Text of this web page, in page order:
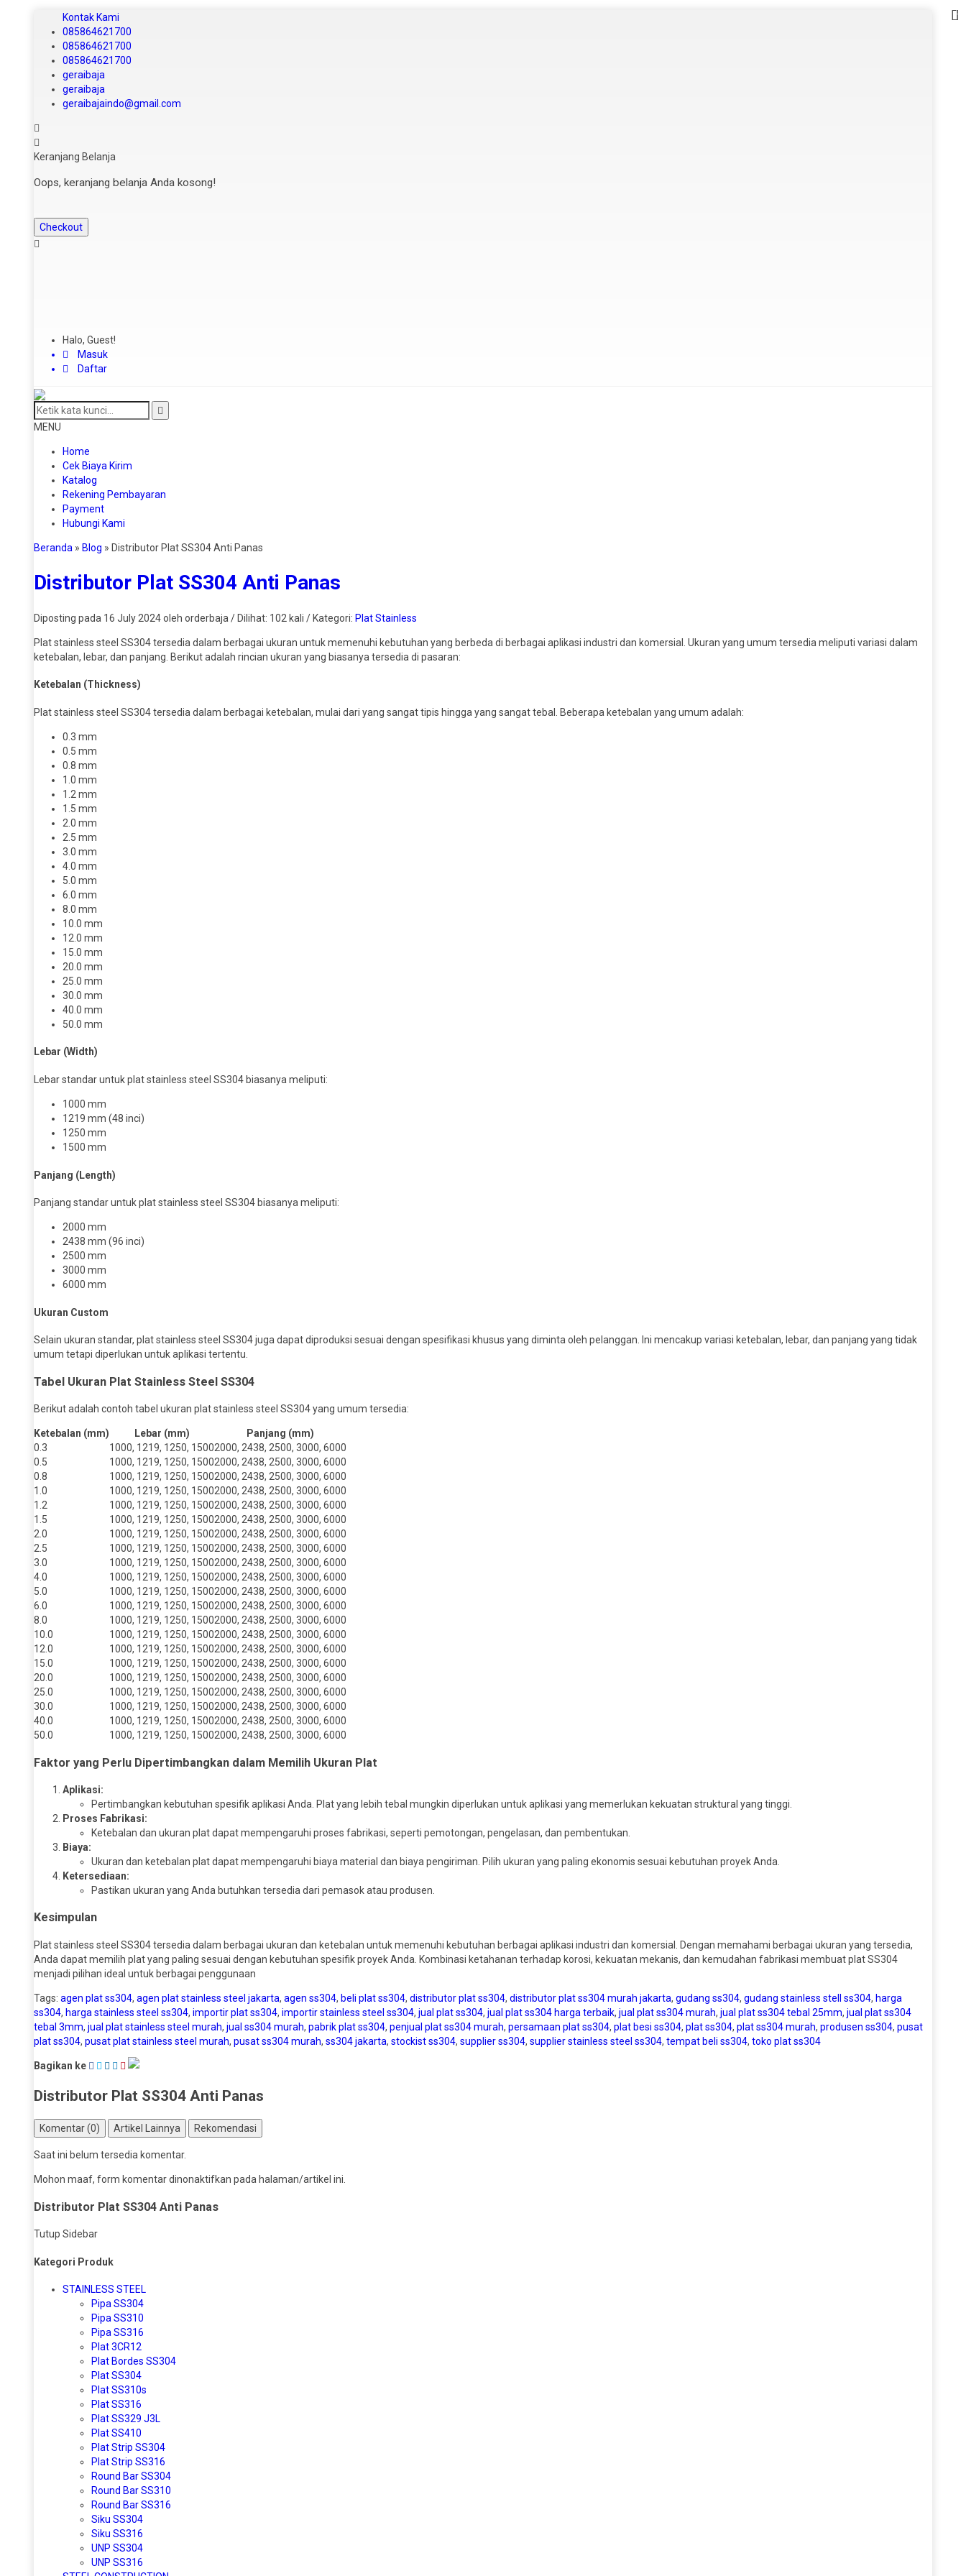
Kontak Kami
085864621700
085864621700
085864621700
geraibaja
geraibaja
geraibajaindo@gmail.com
Keranjang Belanja
Oops, keranjang belanja Anda kosong!
Checkout
Halo, Guest!
Masuk
Daftar
MENU
Home
Cek Biaya Kirim
Katalog
Rekening Pembayaran
Payment
Hubungi Kami
Beranda » Blog » Distributor Plat SS304 Anti Panas
Distributor Plat SS304 Anti Panas
Diposting pada 16 July 2024 oleh orderbaja / Dilihat: 102 kali / Kategori: Plat Stainless
Plat stainless steel SS304 tersedia dalam berbagai ukuran untuk memenuhi kebutuhan yang berbeda di berbagai aplikasi industri dan komersial. Ukuran yang umum tersedia meliputi variasi dalam
ketebalan, lebar, dan panjang. Berikut adalah rincian ukuran yang biasanya tersedia di pasaran:
Ketebalan (Thickness)
Plat stainless steel SS304 tersedia dalam berbagai ketebalan, mulai dari yang sangat tipis hingga yang sangat tebal. Beberapa ketebalan yang umum adalah:
0.3 mm
0.5 mm
0.8 mm
1.0 mm
1.2 mm
1.5 mm
2.0 mm
2.5 mm
3.0 mm
4.0 mm
5.0 mm
6.0 mm
8.0 mm
10.0 mm
12.0 mm
15.0 mm
20.0 mm
25.0 mm
30.0 mm
40.0 mm
50.0 mm
Lebar (Width)
Lebar standar untuk plat stainless steel SS304 biasanya meliputi:
1000 mm
1219 mm (48 inci)
1250 mm
1500 mm
Panjang (Length)
Panjang standar untuk plat stainless steel SS304 biasanya meliputi:
2000 mm
2438 mm (96 inci)
2500 mm
3000 mm
6000 mm
Ukuran Custom
Selain ukuran standar, plat stainless steel SS304 juga dapat diproduksi sesuai dengan spesifikasi khusus yang diminta oleh pelanggan. Ini mencakup variasi ketebalan, lebar, dan panjang yang tidak
umum tetapi diperlukan untuk aplikasi tertentu.
Tabel Ukuran Plat Stainless Steel SS304
Berikut adalah contoh tabel ukuran plat stainless steel SS304 yang umum tersedia:
Ketebalan (mm) Lebar (mm)
Panjang (mm)
0.3
1000, 1219, 1250, 15002000, 2438, 2500, 3000, 6000
0.5
1000, 1219, 1250, 15002000, 2438, 2500, 3000, 6000
0.8
1000, 1219, 1250, 15002000, 2438, 2500, 3000, 6000
1.0
1000, 1219, 1250, 15002000, 2438, 2500, 3000, 6000
1.2
1000, 1219, 1250, 15002000, 2438, 2500, 3000, 6000
1.5
1000, 1219, 1250, 15002000, 2438, 2500, 3000, 6000
2.0
1000, 1219, 1250, 15002000, 2438, 2500, 3000, 6000
2.5
1000, 1219, 1250, 15002000, 2438, 2500, 3000, 6000
3.0
1000, 1219, 1250, 15002000, 2438, 2500, 3000, 6000
4.0
1000, 1219, 1250, 15002000, 2438, 2500, 3000, 6000
5.0
1000, 1219, 1250, 15002000, 2438, 2500, 3000, 6000
6.0
1000, 1219, 1250, 15002000, 2438, 2500, 3000, 6000
8.0
1000, 1219, 1250, 15002000, 2438, 2500, 3000, 6000
10.0
1000, 1219, 1250, 15002000, 2438, 2500, 3000, 6000
12.0
1000, 1219, 1250, 15002000, 2438, 2500, 3000, 6000
15.0
1000, 1219, 1250, 15002000, 2438, 2500, 3000, 6000
20.0
1000, 1219, 1250, 15002000, 2438, 2500, 3000, 6000
25.0
1000, 1219, 1250, 15002000, 2438, 2500, 3000, 6000
30.0
1000, 1219, 1250, 15002000, 2438, 2500, 3000, 6000
40.0
1000, 1219, 1250, 15002000, 2438, 2500, 3000, 6000
50.0
1000, 1219, 1250, 15002000, 2438, 2500, 3000, 6000
Faktor yang Perlu Dipertimbangkan dalam Memilih Ukuran Plat
Aplikasi:
Pertimbangkan kebutuhan spesifik aplikasi Anda. Plat yang lebih tebal mungkin diperlukan untuk aplikasi yang memerlukan kekuatan struktural yang tinggi.
Proses Fabrikasi:
Ketebalan dan ukuran plat dapat mempengaruhi proses fabrikasi, seperti pemotongan, pengelasan, dan pembentukan.
Biaya:
Ukuran dan ketebalan plat dapat mempengaruhi biaya material dan biaya pengiriman. Pilih ukuran yang paling ekonomis sesuai kebutuhan proyek Anda.
Ketersediaan:
Pastikan ukuran yang Anda butuhkan tersedia dari pemasok atau produsen.
Kesimpulan
Plat stainless steel SS304 tersedia dalam berbagai ukuran dan ketebalan untuk memenuhi kebutuhan berbagai aplikasi industri dan komersial. Dengan memahami berbagai ukuran yang tersedia,
Anda dapat memilih plat yang paling sesuai dengan kebutuhan spesifik proyek Anda. Kombinasi ketahanan terhadap korosi, kekuatan mekanis, dan kemudahan fabrikasi membuat plat SS304
menjadi pilihan ideal untuk berbagai penggunaan
Tags: agen plat ss304, agen plat stainless steel jakarta, agen ss304, beli plat ss304, distributor plat ss304, distributor plat ss304 murah jakarta, gudang ss304, gudang stainless stell ss304, harga
ss304, harga stainless steel ss304, importir plat ss304, importir stainless steel ss304, jual plat ss304, jual plat ss304 harga terbaik, jual plat ss304 murah, jual plat ss304 tebal 25mm, jual plat ss304
tebal 3mm, jual plat stainless steel murah, jual ss304 murah, pabrik plat ss304, penjual plat ss304 murah, persamaan plat ss304, plat besi ss304, plat ss304, plat ss304 murah, produsen ss304, pusat
plat ss304, pusat plat stainless steel murah, pusat ss304 murah, ss304 jakarta, stockist ss304, supplier ss304, supplier stainless steel ss304, tempat beli ss304, toko plat ss304
Bagikan ke
Distributor Plat SS304 Anti Panas
Komentar (0) Artikel Lainnya Rekomendasi
Saat ini belum tersedia komentar.
Mohon maaf, form komentar dinonaktifkan pada halaman/artikel ini.
Distributor Plat SS304 Anti Panas
Tutup Sidebar
Kategori Produk
STAINLESS STEEL
Pipa SS304
Pipa SS310
Pipa SS316
Plat 3CR12
Plat Bordes SS304
Plat SS304
Plat SS310s
Plat SS316
Plat SS329 J3L
Plat SS410
Plat Strip SS304
Plat Strip SS316
Round Bar SS304
Round Bar SS310
Round Bar SS316
Siku SS304
Siku SS316
UNP SS304
UNP SS316